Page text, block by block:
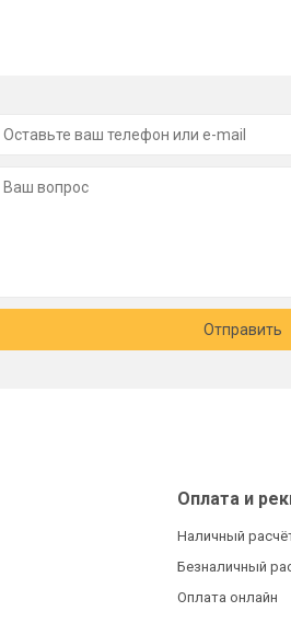
Отправить
Оплата и
Наличный
Безналичный
Оплата онлайн